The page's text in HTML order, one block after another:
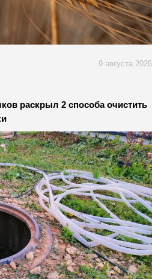
9 августа 2026
раскрыл 2 способа очистить